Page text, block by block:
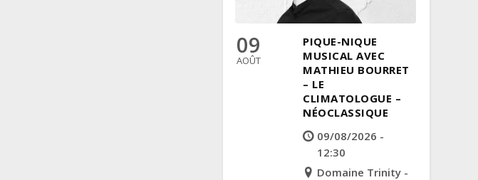
09
AOÛT
PIQUE-NIQUE
MUSICAL AVEC
MATHIEU BOURRET
– LE
CLIMATOLOGUE –
NÉOCLASSIQUE
09/08/2026 -
12:30
Domaine Trinity -